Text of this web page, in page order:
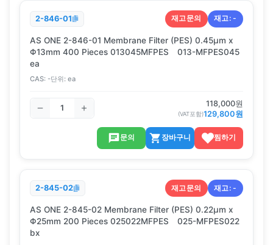
2-846-01 재고문의 재고:-
AS ONE 2-846-01 Membrane Filter (PES) 0.45μm x
Φ13mm 400 Pieces 013045MFPES 013-MFPES045
ea
CAS: -단위: ea
118,000원
(VAT포함)129,800원
문의 장바구니 찜하기
2-845-02 재고문의 재고:-
AS ONE 2-845-02 Membrane Filter (PES) 0.22μm x
Φ25mm 200 Pieces 025022MFPES 025-MFPES022
bx